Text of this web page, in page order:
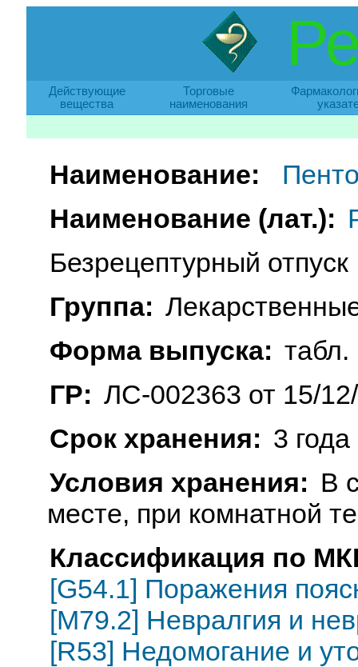
Действующие
вещества
Торговые
наименования
Наименование:
Наименование (лат.):
Безрецептурный отпуск
Группа:
Форма выпуска: табл.
ГР: ЛС-002363 от 15/
Срок хранения: 3 года
Условия хранения: В
месте, при комнатной
Классификация по
[G54.1] Поражения
[M79.2] Невралгия и
[R53] Недомогание и